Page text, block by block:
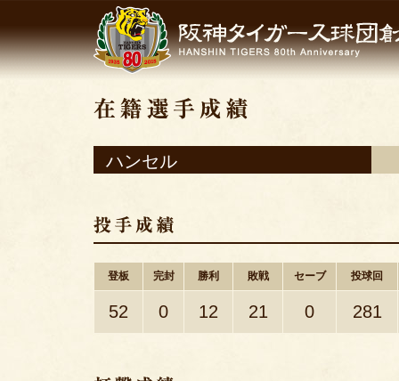
ハンセル
登板 完封 勝利 敗戦 セーブ 投球回
52 0 12 21 0 281